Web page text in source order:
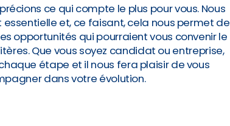
ce qui compte le plus pour vous. Nous
et, ce faisant, cela nous permet de
opportunités qui pourraient vous convenir le
Que vous soyez candidat ou entreprise,
étape et il nous fera plaisir de vous
dans votre évolution.